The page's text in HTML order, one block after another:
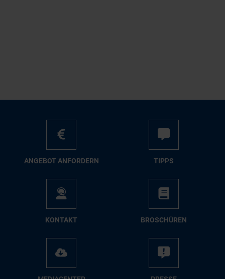
AN­GE­BOT AN­FOR­DERN TIPPS
KON­TAKT BRO­SCHÜ­REN